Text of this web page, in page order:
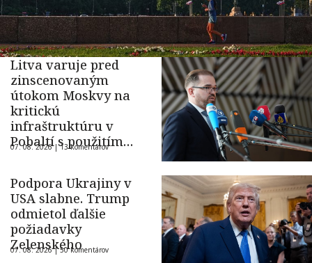
Litva varuje pred
zinscenovaným
útokom Moskvy na
kritickú
infraštruktúru v
Pobaltí s použitím
ukrajinského dronu
07. 08. 2026 |13 komentárov
Podpora Ukrajiny v
USA slabne. Trump
odmietol ďalšie
požiadavky
Zelenského
07. 08. 2026 |50 komentárov